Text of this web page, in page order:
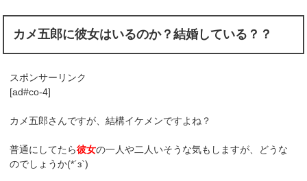
カメ五郎に彼女はいるのか？結婚している？？
スポンサーリンク
[ad#co-4]
カメ五郎さんですが、結構イケメンですよね？
普通にしてたら彼女の一人や二人いそうな気もしますが、どうな
のでしょうか(*´з`)